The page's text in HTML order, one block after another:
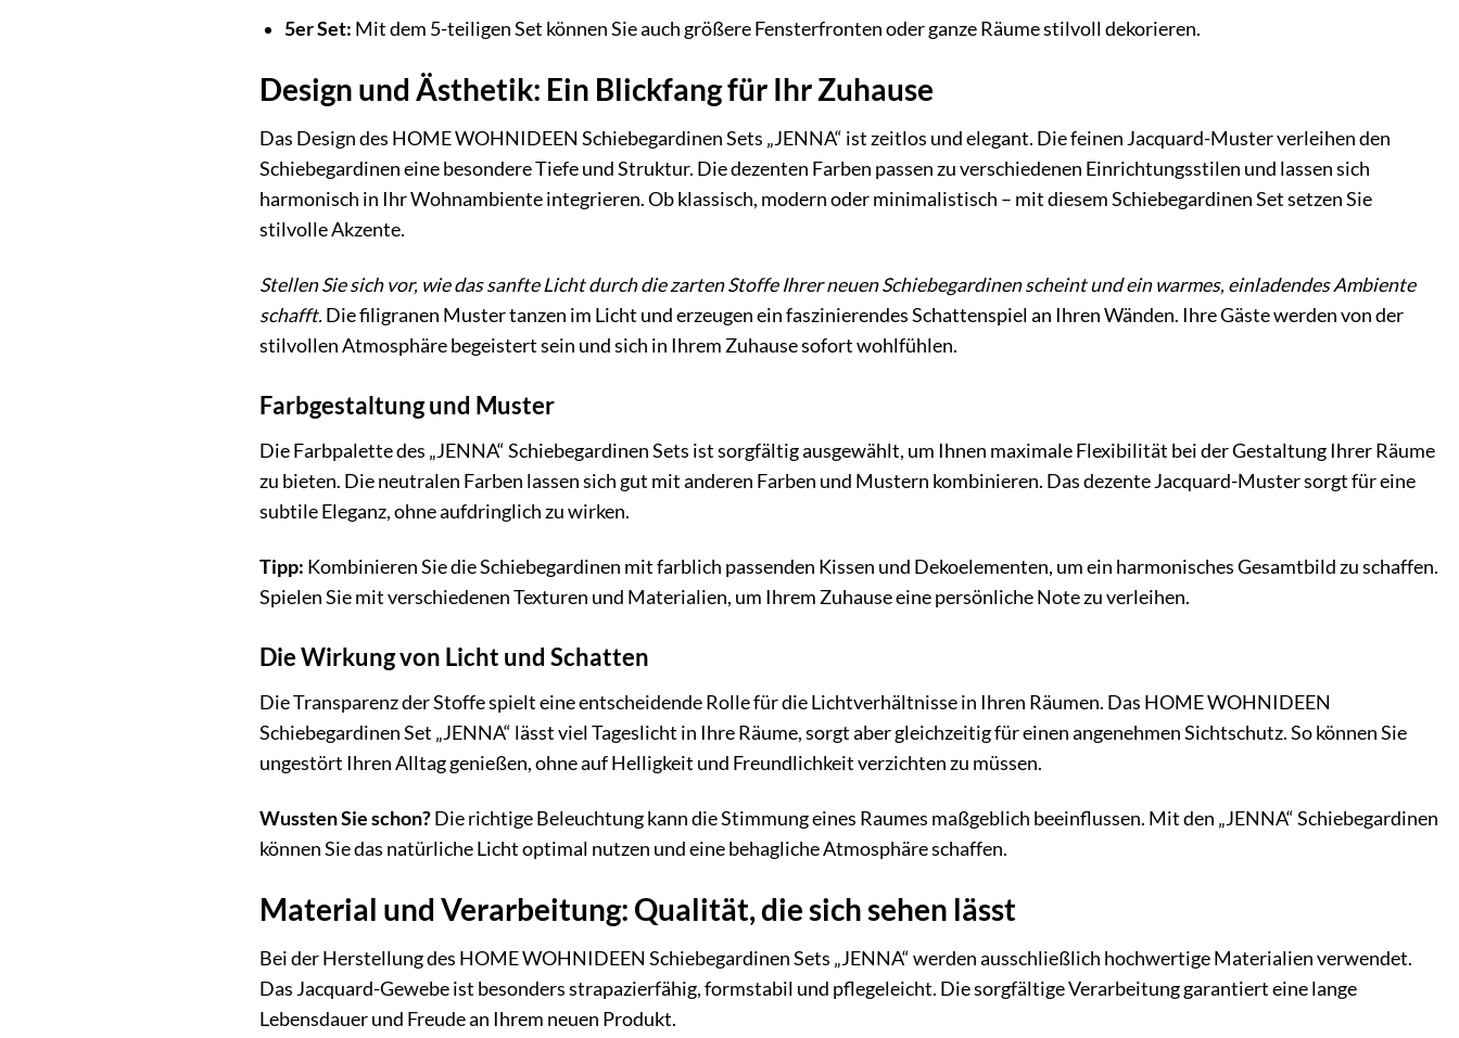
5er Set: Mit dem 5-teiligen Set können Sie auch größere Fensterfronten oder ganze Räume stilvoll dekorieren.
Design und Ästhetik: Ein Blickfang für Ihr Zuhause
Das Design des HOME WOHNIDEEN Schiebegardinen Sets „JENNA“ ist zeitlos und elegant. Die feinen Jacquard-Muster verleihen den
Schiebegardinen eine besondere Tiefe und Struktur. Die dezenten Farben passen zu verschiedenen Einrichtungsstilen und lassen sich
harmonisch in Ihr Wohnambiente integrieren. Ob klassisch, modern oder minimalistisch – mit diesem Schiebegardinen Set setzen Sie
stilvolle Akzente.
Stellen Sie sich vor, wie das sanfte Licht durch die zarten Stoffe Ihrer neuen Schiebegardinen scheint und ein warmes, einladendes Ambiente
schafft.Die filigranen Muster tanzen im Licht und erzeugen ein faszinierendes Schattenspiel an Ihren Wänden. Ihre Gäste werden von der
stilvollen Atmosphäre begeistert sein und sich in Ihrem Zuhause sofort wohlfühlen.
Farbgestaltung und Muster
Die Farbpalette des „JENNA“ Schiebegardinen Sets ist sorgfältig ausgewählt, um Ihnen maximale Flexibilität bei der Gestaltung Ihrer Räume
zu bieten. Die neutralen Farben lassen sich gut mit anderen Farben und Mustern kombinieren. Das dezente Jacquard-Muster sorgt für eine
subtile Eleganz, ohne aufdringlich zu wirken.
Tipp: Kombinieren Sie die Schiebegardinen mit farblich passenden Kissen und Dekoelementen, um ein harmonisches Gesamtbild zu schaffen.
Spielen Sie mit verschiedenen Texturen und Materialien, um Ihrem Zuhause eine persönliche Note zu verleihen.
Die Wirkung von Licht und Schatten
Die Transparenz der Stoffe spielt eine entscheidende Rolle für die Lichtverhältnisse in Ihren Räumen. Das HOME WOHNIDEEN
Schiebegardinen Set „JENNA“ lässt viel Tageslicht in Ihre Räume, sorgt aber gleichzeitig für einen angenehmen Sichtschutz. So können Sie
ungestört Ihren Alltag genießen, ohne auf Helligkeit und Freundlichkeit verzichten zu müssen.
Wussten Sie schon?Die richtige Beleuchtung kann die Stimmung eines Raumes maßgeblich beeinflussen. Mit den „JENNA“ Schiebegardinen
können Sie das natürliche Licht optimal nutzen und eine behagliche Atmosphäre schaffen.
Material und Verarbeitung: Qualität, die sich sehen lässt
Bei der Herstellung des HOME WOHNIDEEN Schiebegardinen Sets „JENNA“ werden ausschließlich hochwertige Materialien verwendet.
Das Jacquard-Gewebe ist besonders strapazierfähig, formstabil und pflegeleicht. Die sorgfältige Verarbeitung garantiert eine lange
Lebensdauer und Freude an Ihrem neuen Produkt.